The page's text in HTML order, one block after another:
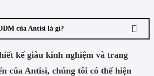
của Antisi là gì?
kế giàu kinh nghiệm và trang
của Antisi, chúng tôi có thể hiện